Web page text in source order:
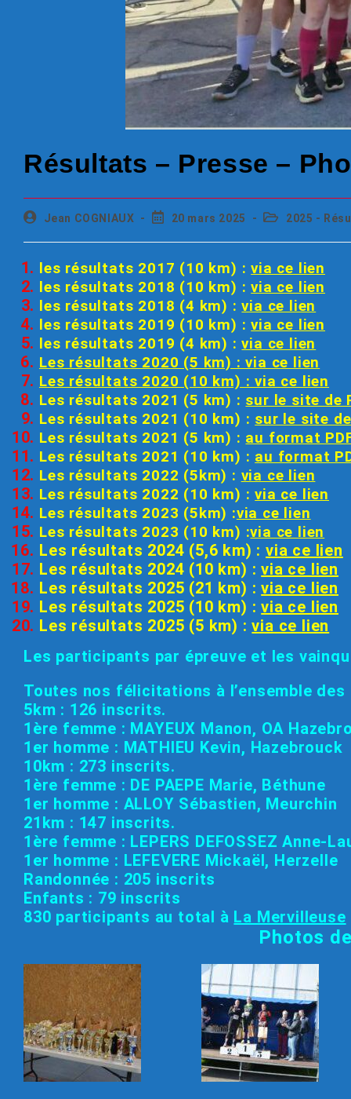
Résultats – Presse –
Jean COGNIAUX 20 mars 2025 2025 -
les résultats 2017 (10 km) :via ce lien
les résultats 2018 (10 km) :via ce lien
les résultats 2018 (4 km) :via ce lien
les résultats 2019 (10 km) :via ce lien
les résultats 2019 (4 km) : via ce lien
Les résultats 2020 (5 km) : via ce lien
Les résultats 2020 (10 km) : via ce lien
Les résultats 2021 (5 km) : sur le site de
Les résultats 2021 (10 km) : sur le site
Les résultats 2021 (5 km) : au format
Les résultats 2021 (10 km) : au format
Les résultats 2022 (5km) : via ce lien
Les résultats 2022 (10 km) :via ce lien
Les résultats 2023 (5km) :via ce lien
Les résultats 2023 (10 km) :via ce lien
Les résultats 2024 (5,6 km) : via ce lien
Les résultats 2024 (10 km) :via ce lien
Les résultats 2025 (21 km) :via ce lien
Les résultats 2025 (10 km) :via ce lien
Les résultats 2025 (5 km) :via ce lien
Les participants par épreuve et les
Toutes nos félicitations à l’ensemble
5km : 126 inscrits.
1ère femme : MAYEUX Manon, OA
1er homme : MATHIEU Kevin, Hazebrouck
10km : 273 inscrits.
1ère femme : DE PAEPE Marie, Béthune
1er homme : ALLOY Sébastien, Meurchin
21km : 147 inscrits.
1ère femme : LEPERS DEFOSSEZ Anne-
1er homme : LEFEVERE Mickaël, Herzelle
Randonnée : 205 inscrits
Enfants : 79 inscrits
830 participants au total à La Mervilleuse
Photos